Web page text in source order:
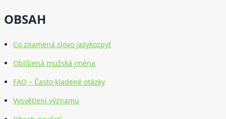
OBSAH
Co znamená slovo jazykozpyt
Oblíbená mužská jména
FAQ – Často kladené otázky
Vysvětlení významu